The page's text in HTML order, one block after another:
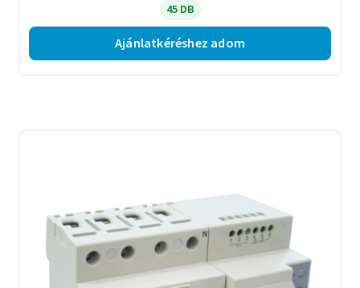
45 DB
Ajánlatkéréshez adom